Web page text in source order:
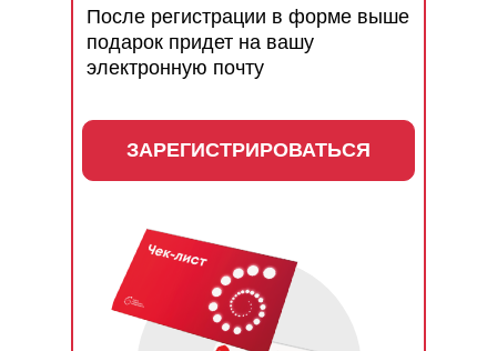
После регистрации в форме выше
подарок придет на вашу
электронную почту
ЗАРЕГИСТРИРОВАТЬСЯ